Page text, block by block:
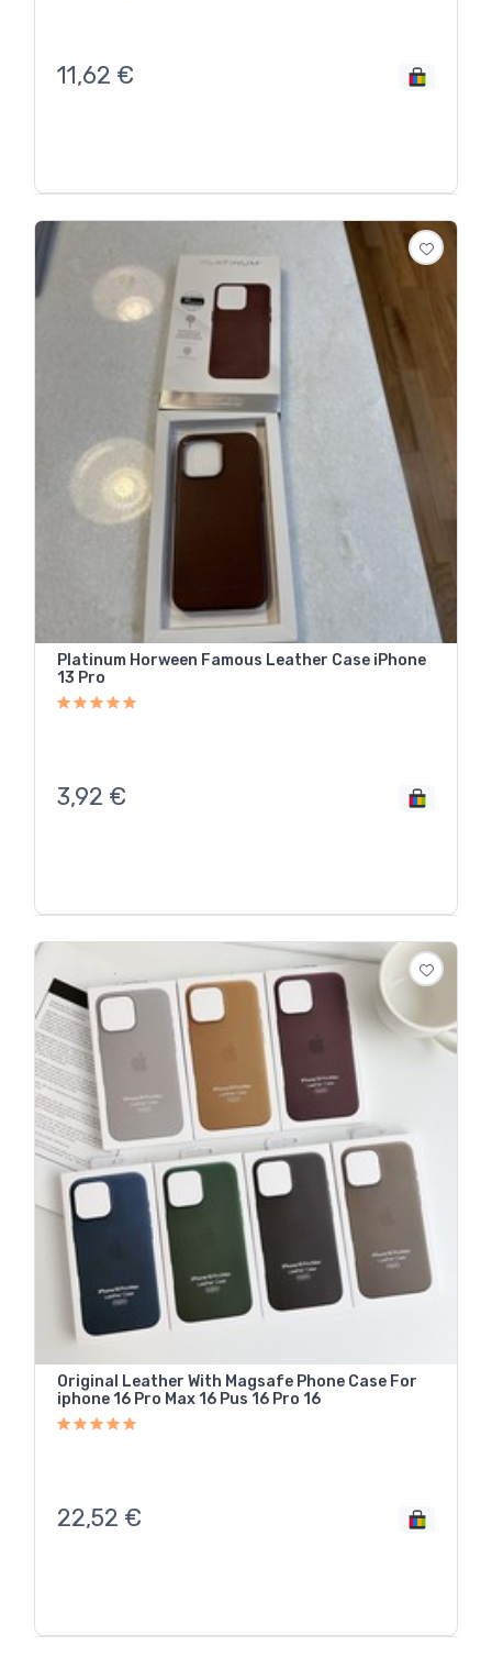
11,62 €
Platinum Horween Famous Leather Case iPhone
13 Pro
3,92 €
Original Leather With Magsafe Phone Case For
iphone 16 Pro Max 16 Pus 16 Pro 16
22,52 €